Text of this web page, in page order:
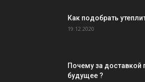
Как подобрать
19.12.2020
Почему за доставкой
будущее ?